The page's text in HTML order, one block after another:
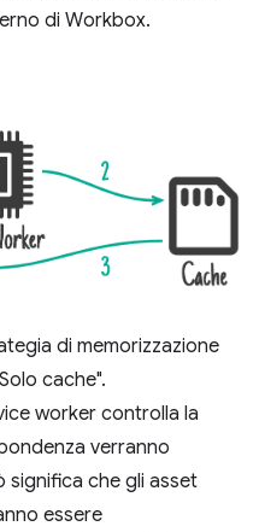
di Workbox.
di memorizzazione
cache".
worker controlla la
verranno
significa che gli asset
essere